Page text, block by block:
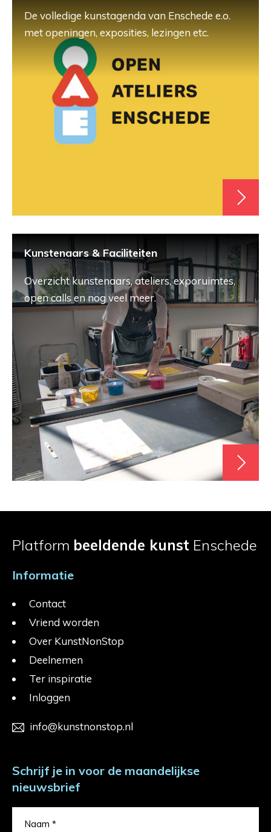
De volledige kunstagenda van Enschede e.o.
met openingen, exposities, lezingen etc.
Kunstenaars & Faciliteiten
Overzicht kunstenaars, ateliers, exporuimtes,
open calls en nog veel meer.
Platform beeldende kunst Enschede
Informatie
Contact
Vriend worden
Over KunstNonStop
Deelnemen
Ter inspiratie
Inloggen
info@kunstnonstop.nl
Schrijf je in voor de maandelijkse
nieuwsbrief